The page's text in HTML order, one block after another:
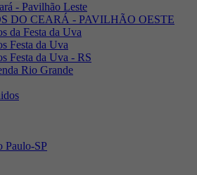
- Pavilhão Leste
DO CEARÁ - PAVILHÃO OESTE
da Festa da Uva
Festa da Uva
Festa da Uva - RS
Rio Grande
Paulo-SP